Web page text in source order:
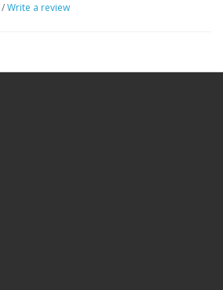
/Write a review